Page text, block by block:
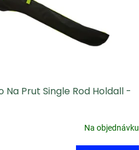
Na Prut Single Rod Holdall -
Na objednávku